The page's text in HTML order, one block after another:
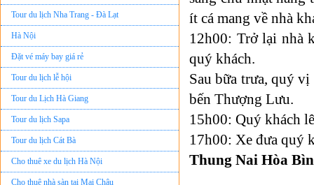
Tour du lịch Nha Trang - Đà Lạt
Hà Nội
Đặt vé máy bay giá rẻ
Tour du lịch lễ hội
Tour du Lịch Hà Giang
Tour du lịch Sapa
Tour du lịch Cát Bà
Cho thuê xe du lịch Hà Nội
Cho thuê nhà sàn tại Mai Châu
ít cá mang về nhà
12h00: Trở lại nhà
quý khách.
Sau bữa trưa, quý
bến Thượng Lưu.
15h00: Quý khách
17h00: Xe đưa quý
Thung Nai Hòa